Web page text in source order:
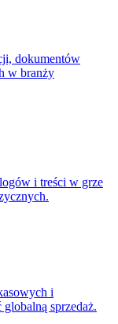
dokumentów
w branży
i treści w grze
i
sprzedaż.